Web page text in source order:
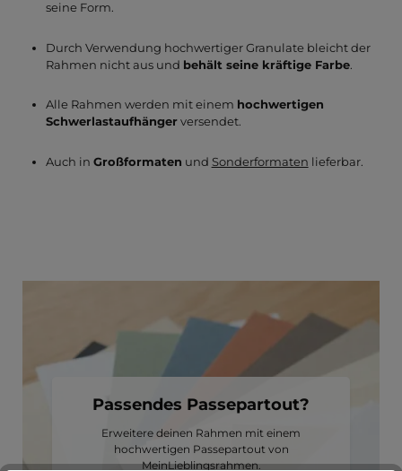
seine Form.
Durch Verwendung hochwertiger Granulate bleicht der
Rahmen nicht aus und behält seine kräftige Farbe.
Alle Rahmen werden mit einem hochwertigen
Schwerlastaufhängerversendet.
Auch in Großformaten und Sonderformaten lieferbar.
Passendes Passepartout?
Erweitere deinen Rahmen mit einem
hochwertigen Passepartout von
MeinLieblingsrahmen.